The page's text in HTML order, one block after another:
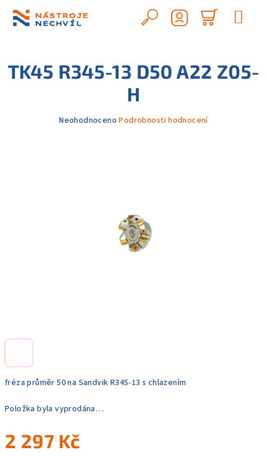
obsah
Hledat
košík
fréza průměr 50 na Sandvik R345-13 s chlazením
Položka byla vyprodána…
2 297 Kč
TK45 R345-13 D50 A22 Z05-
H
Průměrné
Neohodnoceno Podrobnosti hodnocení